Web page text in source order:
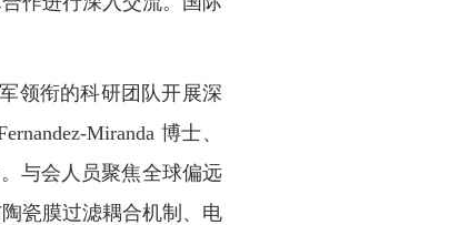
领衔的科研团队开展深
Miranda 博士、
与会人员聚焦全球偏远
瓷膜过滤耦合机制、电